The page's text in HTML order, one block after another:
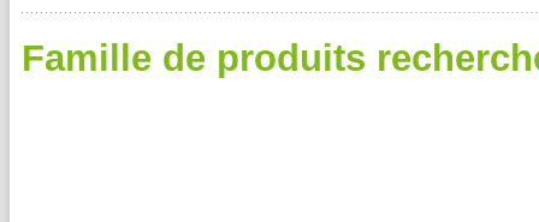
Famille de produits